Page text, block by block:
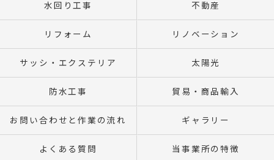
水回り工事 不動産
リフォーム リノベーション
サッシ・エクステリア 太陽光
防水工事 貿易・商品輸入
お問い合わせと作業の流れ ギャラリー
よくある質問 当事業所の特徴